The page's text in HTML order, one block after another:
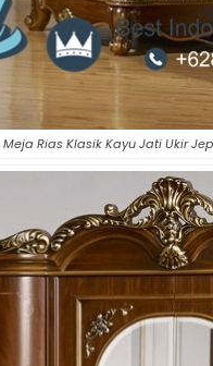
Meja Rias Klasik Kayu Jati Ukir